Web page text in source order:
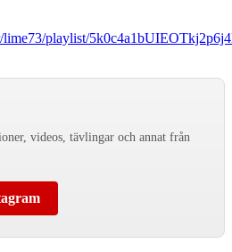
lime73/playlist/
videos, tävlingar och annat från